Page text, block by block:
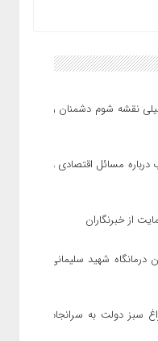
نقشه شوم دشمنان را
درباره مسائل اقتصادی و
از خبرنگاران
شهید سلیمانی
سبز دولت به سرانجام